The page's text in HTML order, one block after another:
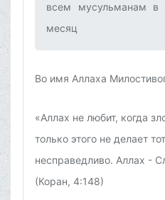
всем мусульманам в
месяц‌
Во имя Аллаха
«Аллах не любит, когда
только этого не делает
несправедливо. Аллах -
(Коран, 4:148)